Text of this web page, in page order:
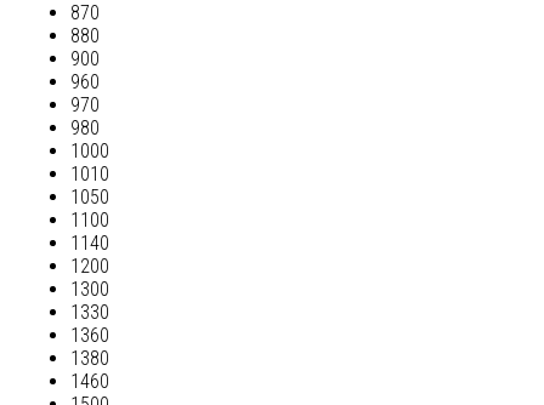
870
880
900
960
970
980
1000
1010
1050
1100
1140
1200
1300
1330
1360
1380
1460